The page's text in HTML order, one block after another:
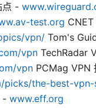
点 -
test.org
vpn/ Tom's
vpn TechRadar
vpn PCMag VPN
picks/the-best-vpn-
- www.eff.org